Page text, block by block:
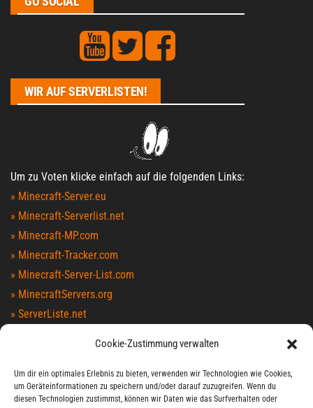
Cookie-Zustimmung verwalten
Um dir ein optimales Erlebnis zu bieten, verwenden wir Technologien wie Cookies,
um Geräteinformationen zu speichern und/oder darauf zuzugreifen. Wenn du
diesen Technologien zustimmst, können wir Daten wie das Surfverhalten oder
WIR AUF SERVERLISTEN!
Um zu Voten klicke einfach auf die folgenden Links:
» Minecraft-Server.eu
» Minecraft-Serverlist.net
» Minecraft-MP.com
» Minecraft-Tracker.com
» Minecraft-Server-List.com
» MinecraftServers.org
» ServerListe.net
» MinecraftServers100.com
» MCTopList.net